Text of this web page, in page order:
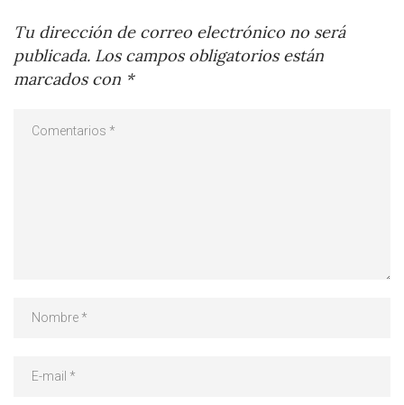
Tu dirección de correo electrónico no será
publicada. Los campos obligatorios están
marcados con *